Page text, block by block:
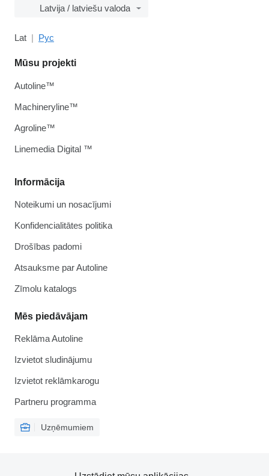
Latvija / latviešu valoda
Lat Рус
Informācija
Noteikumi un nosacījumi
Konfidencialitātes politika
Drošības padomi
Atsauksme par Autoline
Zīmolu katalogs
Mēs piedāvājam
Reklāma Autoline
Izvietot sludinājumu
Izvietot reklāmkarogu
Partneru programma
Uzņēmumiem
Mūsu projekti
Autoline™
Machineryline™
Agroline™
Linemedia Digital ™